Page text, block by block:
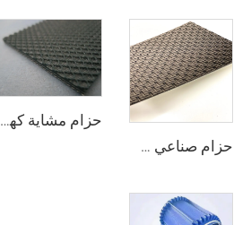
حزام صناعي صيني لتتبع وتلميع الحزام الناقل الماسي من مادة PVC
حزام مشاية كهربائية من البلاستيك PVC عالي الجودة من مورد صيني، ناعم وهادئ ومطاطي ويظل مستقرًا ومقاومًا للانزلاق